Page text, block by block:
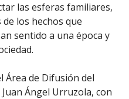
las esferas familiares,
los hechos que
sentido a una época y
Área de Difusión del
Ángel Urruzola, con